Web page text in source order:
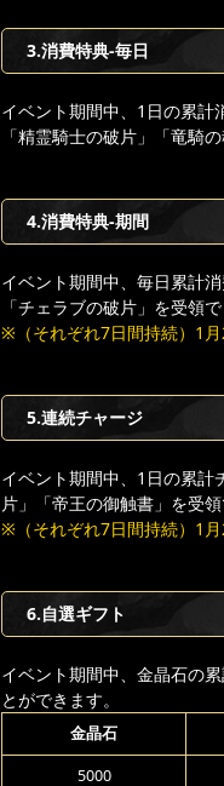
3.消費特典-毎日
イベント期間中、1日の累計
「精霊騎士の破片」「竜騎
4.消費特典-期間
イベント期間中、毎日累計
「チェラブの破片」を受領で
※（それぞれ7日間持続）1
5.連続チャージ
イベント期間中、1日の累計
片」「帝王の御触書」を受領
※（それぞれ7日間持続）1
6.自選ギフト
イベント期間中、金晶石の
とができます。
金晶石
5000